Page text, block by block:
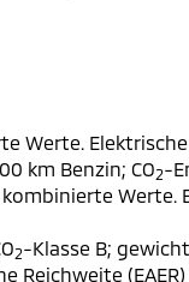
Werte. Elektrische
km Benzin; CO2-
Werte.
2-Klasse B;
Reichweite